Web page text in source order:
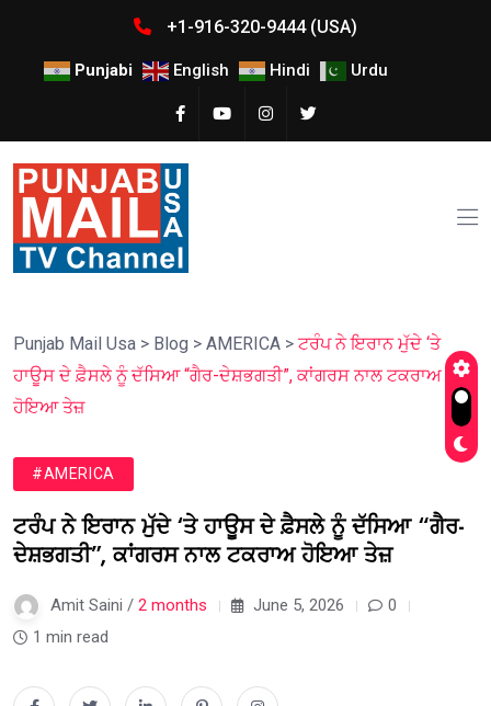
+1-916-320-9444 (USA)
Punjabi English Hindi Urdu
Punjab Mail Usa > Blog > AMERICA > ਟਰੰਪ ਨੇ ਇਰਾਨ ਮੁੱਦੇ ‘ਤੇ
ਹਾਊਸ ਦੇ ਫ਼ੈਸਲੇ ਨੂੰ ਦੱਸਿਆ “ਗੈਰ-ਦੇਸ਼ਭਗਤੀ”, ਕਾਂਗਰਸ ਨਾਲ ਟਕਰਾਅ
ਹੋਇਆ ਤੇਜ਼
#AMERICA
ਟਰੰਪ ਨੇ ਇਰਾਨ ਮੁੱਦੇ ‘ਤੇ ਹਾਊਸ ਦੇ ਫ਼ੈਸਲੇ ਨੂੰ ਦੱਸਿਆ “ਗੈਰ-
ਦੇਸ਼ਭਗਤੀ”, ਕਾਂਗਰਸ ਨਾਲ ਟਕਰਾਅ ਹੋਇਆ ਤੇਜ਼
Amit Saini / 2 months June 5, 2026
0
1 min read